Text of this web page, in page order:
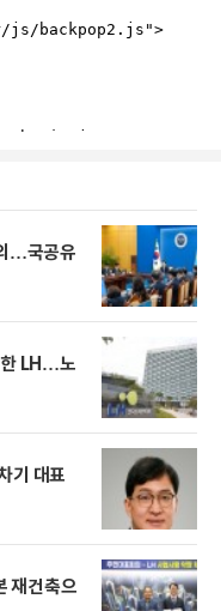
…국공유
한 LH…노
기 대표
재건축으